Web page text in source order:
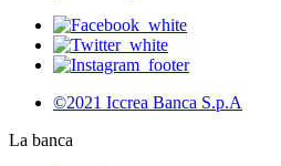
©2021 Iccrea Banca S.p.A
La banca